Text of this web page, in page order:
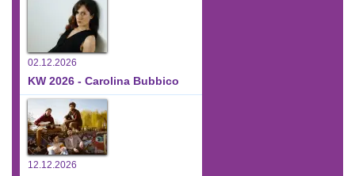
02.12.2026
KW 2026 - Carolina Bubbico
12.12.2026